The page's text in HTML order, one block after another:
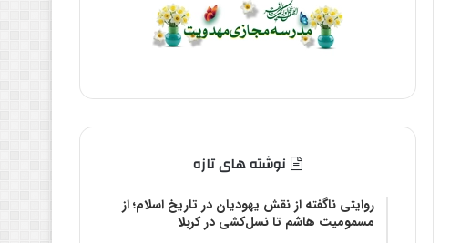
نوشته های تازه
روایتی ناگفته از نقش یهودیان در تاریخ اسلام؛ از
مسمومیت هاشم تا نسل‌کشی در کربلا